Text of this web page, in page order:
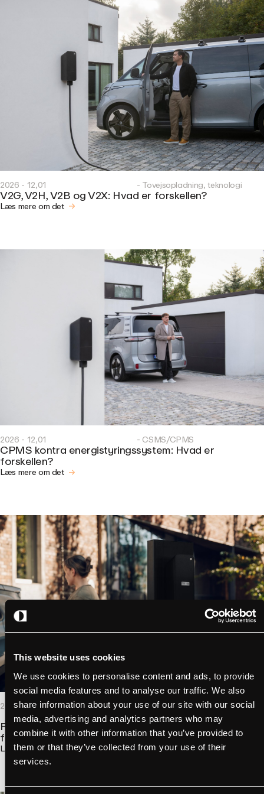
This website uses cookies
We use cookies to personalise content and ads, to provide
social media features and to analyse our traffic. We also
share information about your use of our site with our social
media, advertising and analytics partners who may
combine it with other information that you’ve provided to
them or that they’ve collected from your use of their
services.
2026 - 12,01 - Tovejsopladning, teknologi
V2G, V2H, V2B og V2X: Hvad er forskellen?
Læs mere om det
2026 - 12,01 - CSMS/CPMS
CPMS kontra energistyringssystem: Hvad er
forskellen?
Læs mere om det
2026 - 12,01 - Drift af ladestationer,
CSMS/CPMS
Faktureringssoftware til ladning af elbiler: Sådan
fungerer opladningssessioner og takster
Læs mere om det